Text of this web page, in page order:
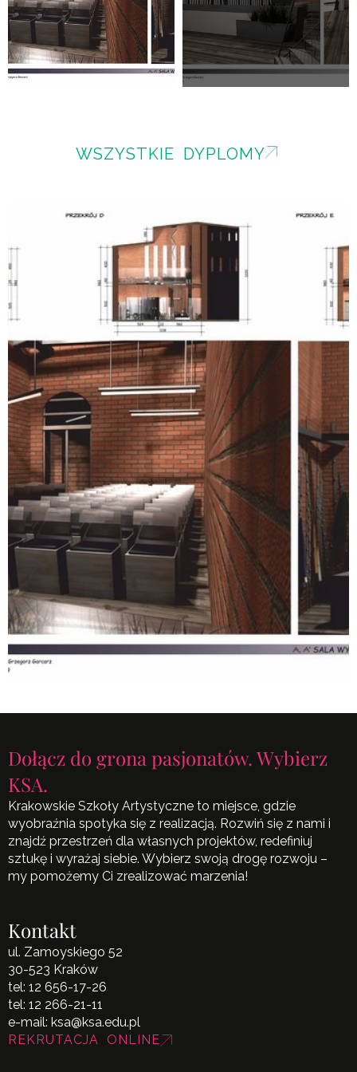
WSZYSTKIE DYPLOMY
Dołącz do grona pasjonatów. Wybierz
KSA.
Krakowskie Szkoły Artystyczne to miejsce, gdzie
wyobraźnia spotyka się z realizacją. Rozwiń się z nami i
znajdź przestrzeń dla własnych projektów, redefiniuj
sztukę i wyrażaj siebie. Wybierz swoją drogę rozwoju –
my pomożemy Ci zrealizować marzenia!
Kontakt
ul. Zamoyskiego 52
30-523 Kraków
tel: 12 656-17-26
tel: 12 266-21-11
e-mail: ksa@ksa.edu.pl
REKRUTACJA ONLINE